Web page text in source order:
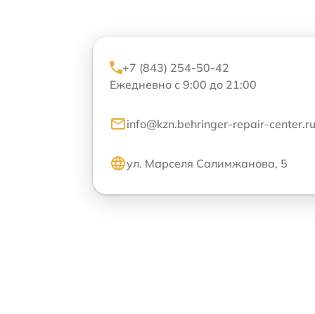
+7 (843) 254-50-42
Ежедневно с 9:00 до 21:00
info@kzn.behringer-repair-center.ru
ул. Марселя Салимжанова, 5